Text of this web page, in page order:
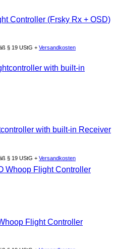
Controller (Frsky Rx + OSD)
§ 19 UStG + Versandkosten
with built-in Receiver
§ 19 UStG + Versandkosten
Flight Controller